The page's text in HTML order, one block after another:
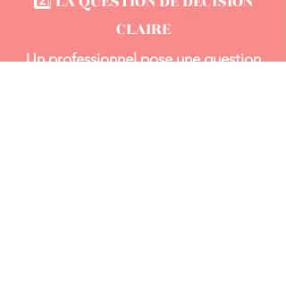
CLAIRE
Un professionnel pose une question